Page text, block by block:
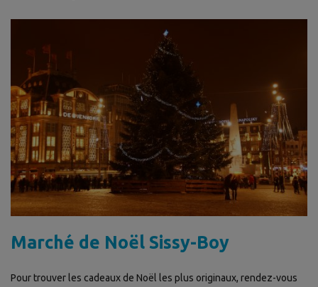
Marché de Noël Sissy-Boy
Pour trouver les cadeaux de Noël les plus originaux, rendez-vous